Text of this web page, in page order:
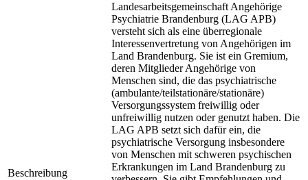
Beschreibung
Landesarbeitsgemeinschaft Angehörige
Psychiatrie Brandenburg (LAG APB)
versteht sich als eine überregionale
Interessenvertretung von Angehörigen im
Land Brandenburg. Sie ist ein Gremium,
deren Mitglieder Angehörige von
Menschen sind, die das psychiatrische
(ambulante/teilstationäre/stationäre)
Versorgungssystem freiwillig oder
unfreiwillig nutzen oder genutzt haben. Die
LAG APB setzt sich dafür ein, die
psychiatrische Versorgung insbesondere
von Menschen mit schweren psychischen
Erkrankungen im Land Brandenburg zu